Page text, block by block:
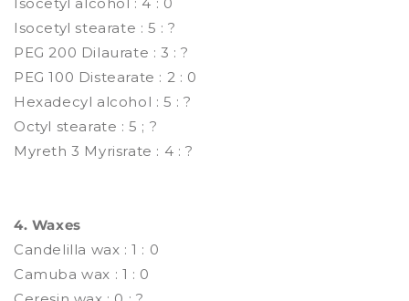
Isocetyl stearate : 5 : ?
PEG 200 Dilaurate : 3 : ?
PEG 100 Distearate : 2 : 0
Hexadecyl alcohol : 5 : ?
Octyl stearate : 5 ; ?
Myreth 3 Myrisrate : 4 : ?
4. Waxes
Candelilla wax : 1 : 0
Camuba wax : 1 : 0